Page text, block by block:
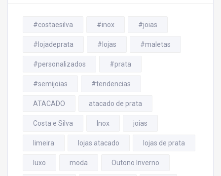
#costaesilva #inox #joias
#lojadeprata #lojas #maletas
#personalizados #prata
#semijoias #tendencias
ATACADO atacado de prata
Costa e Silva Inox joias
limeira lojas atacado lojas de prata
luxo moda Outono Inverno